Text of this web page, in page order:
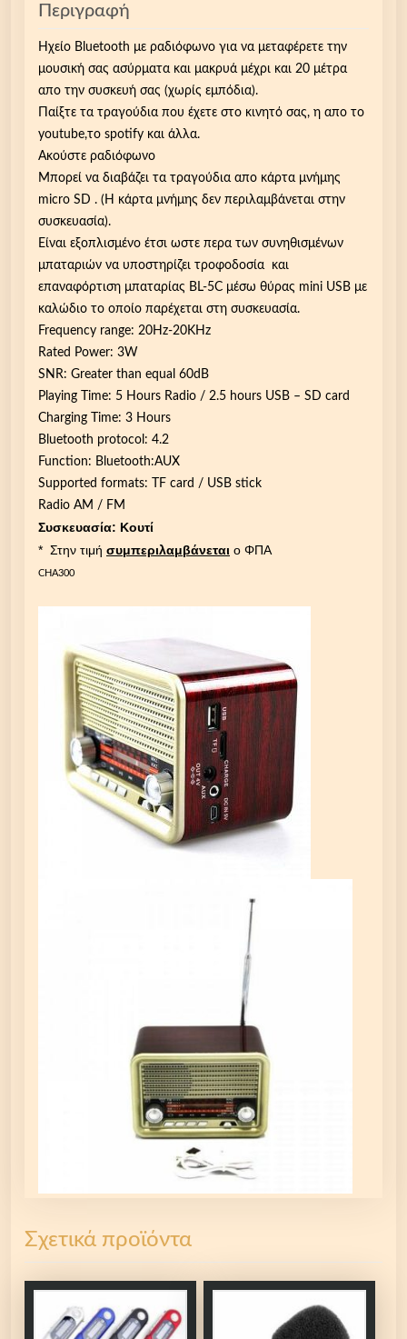
Περιγραφή
Ηχείο Bluetooth με ραδιόφωνο για να μεταφέρετε την
μουσική σας ασύρματα και μακρυά μέχρι και 20 μέτρα
απο την συσκευή σας (χωρίς εμπόδια).
Παίξτε τα τραγούδια που έχετε στο κινητό σας, η απο το
youtube,το spotify και άλλα.
Ακούστε ραδιόφωνο
Μπορεί να διαβάζει τα τραγούδια απο κάρτα μνήμης
micro SD . (Η κάρτα μνήμης δεν περιλαμβάνεται στην
συσκευασία).
Είναι εξοπλισμένο έτσι ωστε περα των συνηθισμένων
μπαταριών να υποστηρίζει τροφοδοσία και
επαναφόρτιση μπαταρίας BL-5C μέσω θύρας mini USB με
καλώδιο το οποίο παρέχεται στη συσκευασία.
Frequency range: 20Hz-20KHz
Rated Power: 3W
SNR: Greater than equal 60dB
Playing Time: 5 Hours Radio / 2.5 hours USB – SD card
Charging Time: 3 Hours
Bluetooth protocol: 4.2
Function: Bluetooth:AUX
Supported formats: TF card / USB stick
Radio AM / FM
Συσκευασία: Κουτί
* Στην τιμή συμπεριλαμβάνεται ο ΦΠΑ
CHA300
Σχετικά προϊόντα